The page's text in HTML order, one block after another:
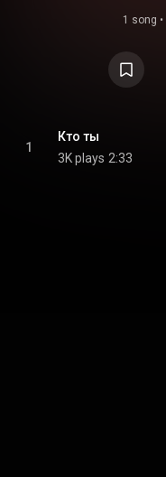
1 song •
1
Кто ты
3K plays 2:33